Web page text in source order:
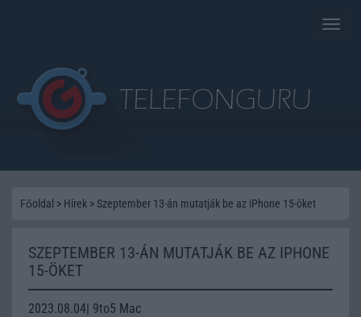
Toggle
Főoldal > Hírek > Szeptember 13-án mutatják be az iPhone 15-öket
SZEPTEMBER 13-ÁN MUTATJÁK BE AZ IPHONE
15-ÖKET
2023.08.04| 9to5 Mac